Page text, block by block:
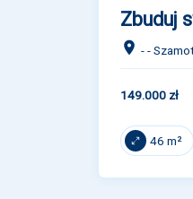
Zbuduj
- -
149.000 zł
46 m²